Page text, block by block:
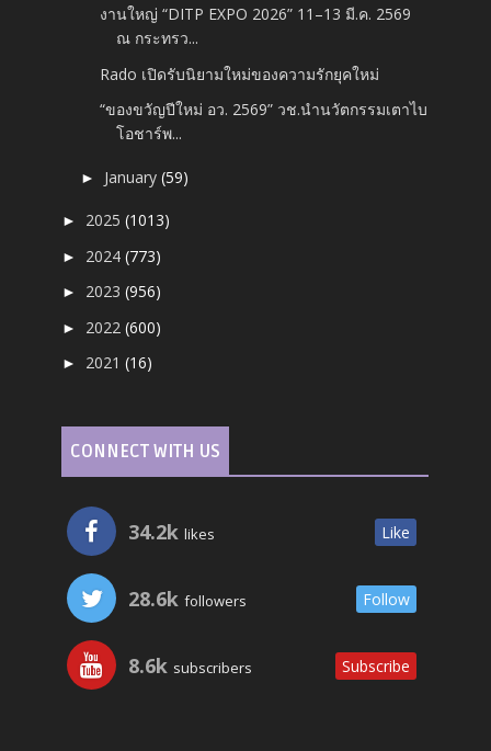
งานใหญ่ “DITP EXPO 2026” 11–13 มี.ค. 2569
ณ กระทรว...
Rado เปิดรับนิยามใหม่ของความรักยุคใหม่
“ของขวัญปีใหม่ อว. 2569” วช.นำนวัตกรรมเตาไบ
โอชาร์พ...
► January(59)
► 2025(1013)
► 2024(773)
► 2023(956)
► 2022(600)
► 2021(16)
CONNECT WITH US
34.2k likes Like
28.6k followers Follow
8.6k subscribers Subscribe